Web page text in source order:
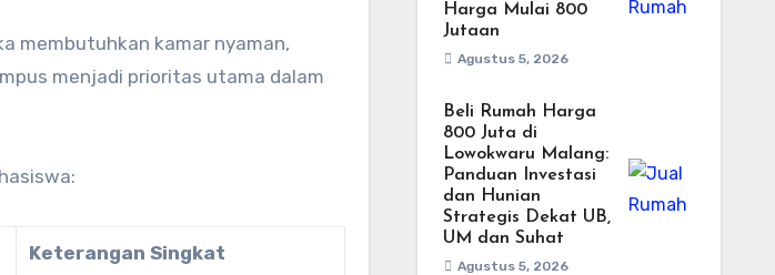
membutuhkan kamar nyaman,
menjadi prioritas utama dalam
Keterangan Singkat
Harga Mulai 800
Jutaan
Agustus 5, 2026
Beli Rumah Harga
800 Juta di
Lowokwaru Malang:
Panduan Investasi
dan Hunian
Strategis Dekat UB,
UM dan Suhat
Agustus 5, 2026